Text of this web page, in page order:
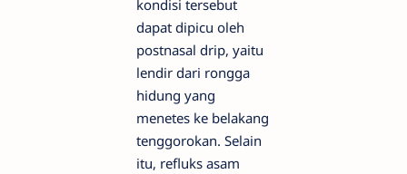
kondisi tersebut
dapat dipicu oleh
postnasal drip, yaitu
lendir dari rongga
hidung yang
menetes ke belakang
tenggorokan. Selain
itu, refluks asam